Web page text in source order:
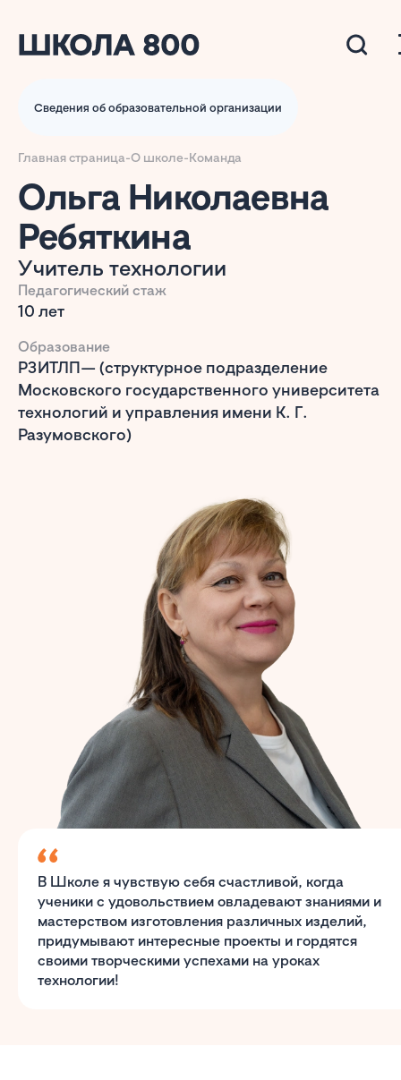
Сведения об образовательной организации
Главная страница-О школе-Команда
Ольга Николаевна
Ребяткина
Учитель технологии
Педагогический стаж
10 лет
Образование
РЗИТЛП— (структурное подразделение
Московского государственного университета
технологий и управления имени К. Г.
Разумовского)
В Школе я чувствую себя счастливой, когда
ученики с удовольствием овладевают знаниями и
мастерством изготовления различных изделий,
придумывают интересные проекты и гордятся
своими творческими успехами на уроках
технологии!